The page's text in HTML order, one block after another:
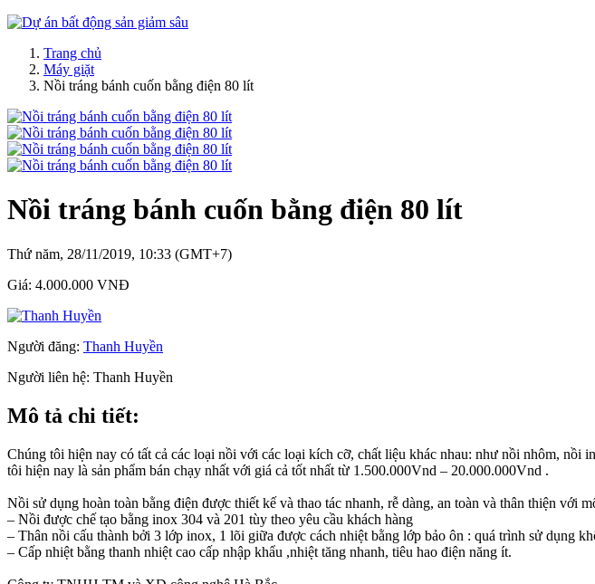
Trang chủ
Máy giặt
Nồi tráng bánh cuốn bằng điện 80 lít
Nồi tráng bánh cuốn bằng điện 80 lít
Thứ năm, 28/11/2019, 10:33 (GMT+7)
Giá: 4.000.000 VNĐ
Người đăng: Thanh Huyền
Người liên hệ: Thanh Huyền
Mô tả chi tiết:
Chúng tôi hiện nay có tất cả các loại nồi với các loại kích cỡ, chất liệu khác nhau: như nồi nhôm,
tôi hiện nay là sản phẩm bán chạy nhất với giá cả tốt nhất từ 1.500.000Vnd – 20.000.000Vnd .
Nồi sử dụng hoàn toàn bằng điện được thiết kế và thao tác nhanh, rễ dàng, an toàn và thân thiện với
– Nồi được chế tạo bằng inox 304 và 201 tùy theo yêu cầu khách hàng
– Thân nồi cấu thành bởi 3 lớp inox, 1 lõi giữa được cách nhiệt bằng lớp bảo ôn : quá trình sử dụng
– Cấp nhiệt bằng thanh nhiệt cao cấp nhập khẩu ,nhiệt tăng nhanh, tiêu hao điện năng ít.